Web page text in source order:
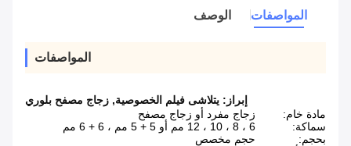
المواصفات الوصف
المواصفات
إبراز: يتلاشى فيلم الخصوصية, زجاج مصفح بلوري
مادة خام:
زجاج مفرد أو زجاج مصفح
سماكة:
6 ، 8 ، 10 ، 12 مم أو 5 + 5 مم ، 6 + 6 مم
بحجم:
حجم مخصص